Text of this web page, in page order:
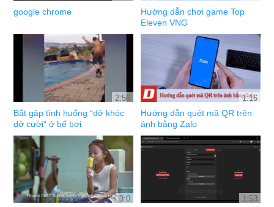
google chrome
Hướng dẫn chơi game Top
Eleven VNG
2:56
Bắt gặp tình huống “dở khóc
dở cười“ ở bể bơi
1:16
Hướng dẫn quét mã QR trên
ảnh bằng Zalo
3:0 1:53